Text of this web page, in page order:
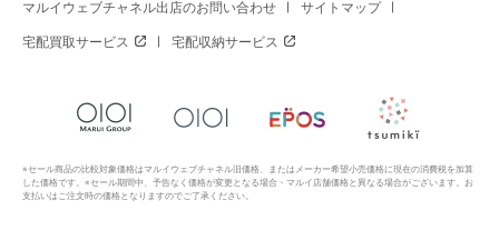
マルイウェブチャネル出店のお問い合わせ サイトマップ
宅配買取サービス 宅配収納サービス
※セール商品の比較対象価格はマルイウェブチャネル旧価格、またはメーカー希望小売価格に現在の消費税を加算
した価格です。※セール期間中、予告なく価格が変更となる場合・マルイ店舗価格と異なる場合がございます。お
支払いはご注文時の価格となりますのでご了承ください。